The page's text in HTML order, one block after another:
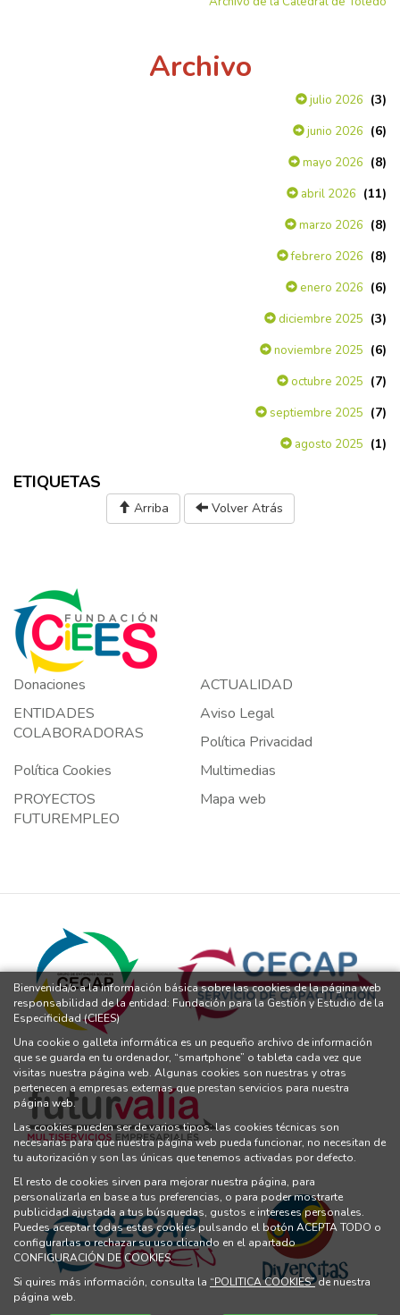
Archivo
julio 2026 (3)
junio 2026 (6)
mayo 2026 (8)
abril 2026 (11)
marzo 2026 (8)
febrero 2026 (8)
enero 2026 (6)
diciembre 2025 (3)
noviembre 2025 (6)
octubre 2025 (7)
septiembre 2025 (7)
agosto 2025 (1)
ETIQUETAS
Arriba Volver Atrás
Donaciones
ACTUALIDAD
ENTIDADES
COLABORADORAS
Aviso Legal
Política Privacidad
Política Cookies
Multimedias
PROYECTOS
FUTUREMPLEO
Mapa web
Bienvenida/o a la información básica sobre las cookies de la página web
responsabilidad de la entidad: Fundación para la Gestión y Estudio de la
Especificidad (CIEES)
Una cookie o galleta informática es un pequeño archivo de información
que se guarda en tu ordenador, “smartphone” o tableta cada vez que
visitas nuestra página web. Algunas cookies son nuestras y otras
pertenecen a empresas externas que prestan servicios para nuestra
página web.
Las cookies pueden ser de varios tipos: las cookies técnicas son
necesarias para que nuestra página web pueda funcionar, no necesitan de
tu autorización y son las únicas que tenemos activadas por defecto.
El resto de cookies sirven para mejorar nuestra página, para
personalizarla en base a tus preferencias, o para poder mostrarte
publicidad ajustada a tus búsquedas, gustos e intereses personales.
Puedes aceptar todas estas cookies pulsando el botón ACEPTA TODO o
configurarlas o rechazar su uso clicando en el apartado
CONFIGURACIÓN DE COOKIES.
Si quires más información, consulta la “POLITICA COOKIES”de nuestra
página web.